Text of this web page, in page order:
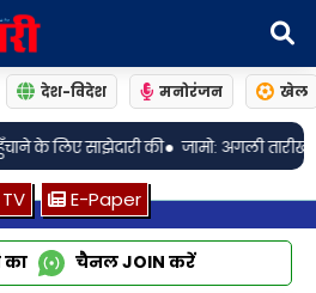
देश-विदेश मनोरंजन खेल
19 अगस्त! चर्चित जालसाजी मामले में
E-Paper
का चैनलJOIN करें